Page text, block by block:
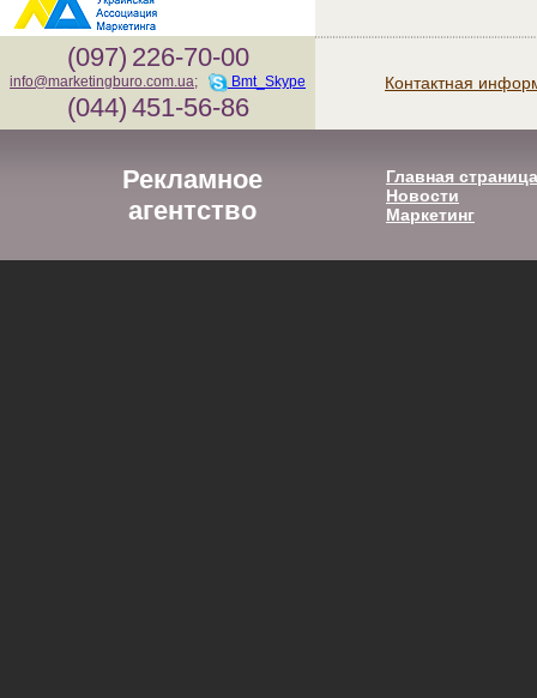
(097) 226-70-00
info@marketingburo.com.ua; Bmt_Skype
(044) 451-56-86
Контактная
Рекламное
агентство
Главная страница
Новости
Маркетинг